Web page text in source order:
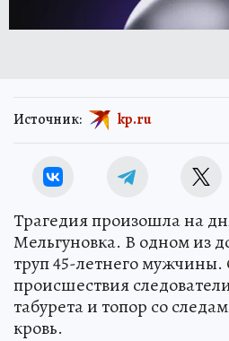
Источник: kp.ru
Трагедия произошла на
Мельгуновка. В одном из
труп 45-летнего мужчины.
происшествия
табурета и топор со
кровь.